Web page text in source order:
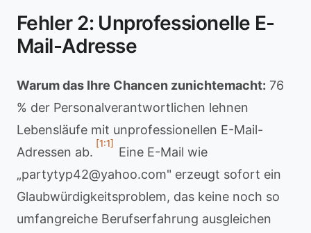
Fehler 2: Unprofessionelle E-
Mail-Adresse
Warum das Ihre Chancen zunichtemacht: 76
% der Personalverantwortlichen lehnen
Lebensläufe mit unprofessionellen E-Mail-
Adressen ab.
[1:1]
Eine E-Mail wie
„partytyp42@yahoo.com" erzeugt sofort ein
Glaubwürdigkeitsproblem, das keine noch so
umfangreiche Berufserfahrung ausgleichen